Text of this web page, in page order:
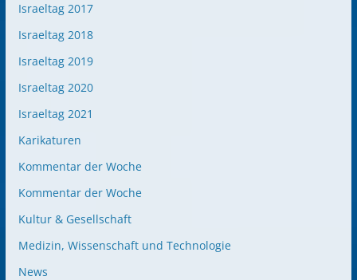
Israeltag 2017
Israeltag 2018
Israeltag 2019
Israeltag 2020
Israeltag 2021
Karikaturen
Kommentar der Woche
Kommentar der Woche
Kultur & Gesellschaft
Medizin, Wissenschaft und Technologie
News